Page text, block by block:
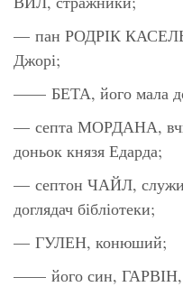
— пан РОДРІК КАСЕЛЬ,
Джорі;
—— БЕТА, його мала
— септа МОРДАНА,
доньок князя Едарда;
— септон ЧАЙЛ,
доглядач бібліотеки;
— ГУЛЕН, конюший;
—— його син, ГАРВІН,